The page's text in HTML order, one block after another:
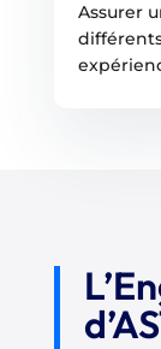
Assurer